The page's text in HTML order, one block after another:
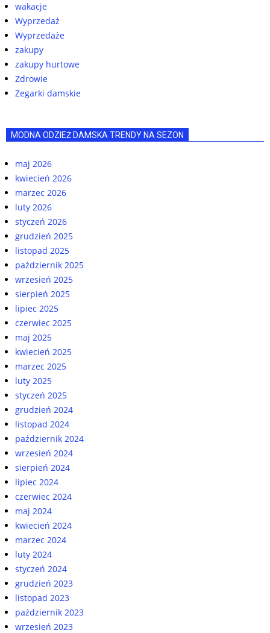
wakacje
Wyprzedaż
Wyprzedaże
zakupy
zakupy hurtowe
Zdrowie
Zegarki damskie
MODNA ODZIEŻ DAMSKA TRENDY NA SEZON
maj 2026
kwiecień 2026
marzec 2026
luty 2026
styczeń 2026
grudzień 2025
listopad 2025
październik 2025
wrzesień 2025
sierpień 2025
lipiec 2025
czerwiec 2025
maj 2025
kwiecień 2025
marzec 2025
luty 2025
styczeń 2025
grudzień 2024
listopad 2024
październik 2024
wrzesień 2024
sierpień 2024
lipiec 2024
czerwiec 2024
maj 2024
kwiecień 2024
marzec 2024
luty 2024
styczeń 2024
grudzień 2023
listopad 2023
październik 2023
wrzesień 2023